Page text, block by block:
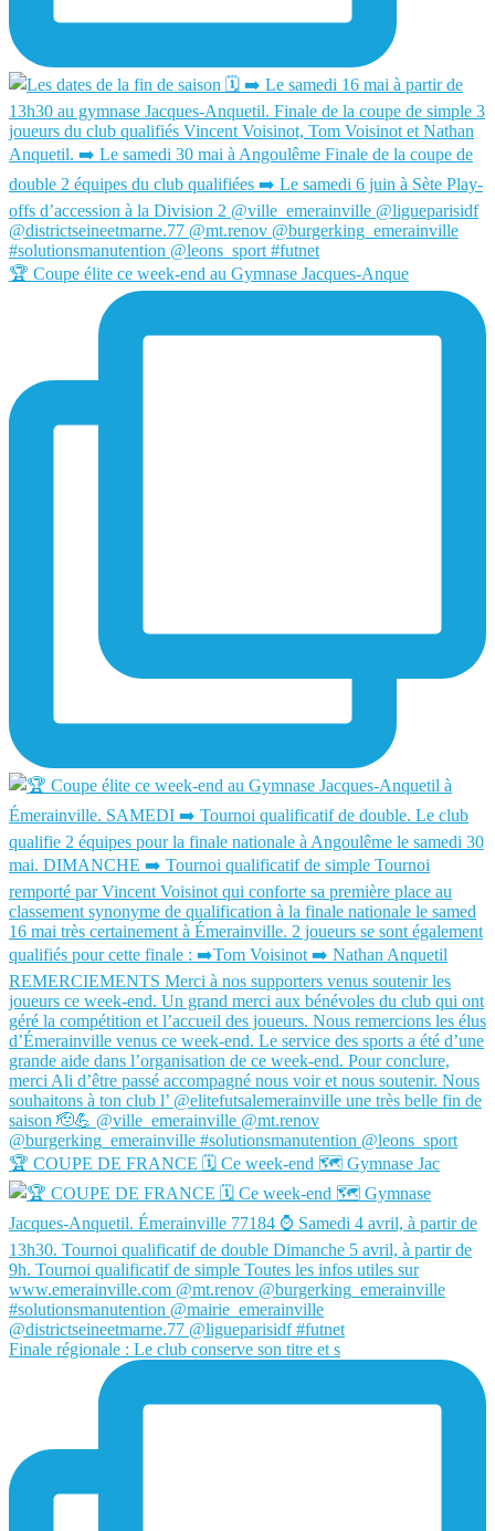
🏆 Coupe élite ce week-end au Gymnase Jacques-Anque
🏆 COUPE DE FRANCE 🗓️ Ce week-end 🗺️ Gymnase Jac
Finale régionale : Le club conserve son titre et s